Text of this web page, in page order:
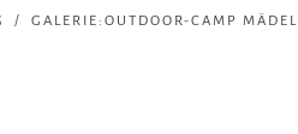
GALERIE:OUTDOOR-CAMP